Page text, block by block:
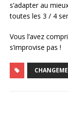
s’adapter au
toutes les 3 / 4
Vous l’avez
s’improvise pas !